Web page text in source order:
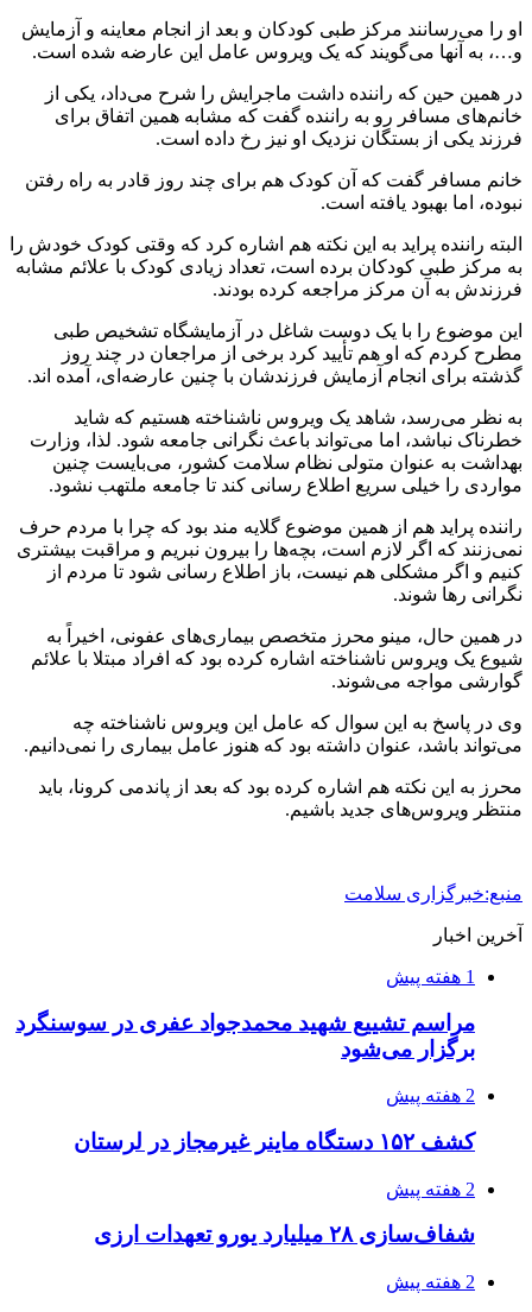
او را می‌رسانند مرکز طبی کودکان و بعد از انجام معاینه و آزمایش
و…، به آنها می‌گویند که یک ویروس عامل این عارضه شده است.
در همین حین که راننده داشت ماجرایش را شرح می‌داد، یکی از
خانم‌های مسافر رو به راننده گفت که مشابه همین اتفاق برای
فرزند یکی از بستگان نزدیک او نیز رخ داده است.
خانم مسافر گفت که آن کودک هم برای چند روز قادر به راه رفتن
نبوده، اما بهبود یافته است.
البته راننده پراید به این نکته هم اشاره کرد که وقتی کودک خودش را
به مرکز طبی کودکان برده است، تعداد زیادی کودک با علائم مشابه
فرزندش به آن مرکز مراجعه کرده بودند.
این موضوع را با یک دوست شاغل در آزمایشگاه تشخیص طبی
مطرح کردم که او هم تأیید کرد برخی از مراجعان در چند روز
گذشته برای انجام آزمایش فرزندشان با چنین عارضه‌ای، آمده اند.
به نظر می‌رسد، شاهد یک ویروس ناشناخته هستیم که شاید
خطرناک نباشد، اما می‌تواند باعث نگرانی جامعه شود. لذا، وزارت
بهداشت به عنوان متولی نظام سلامت کشور، می‌بایست چنین
مواردی را خیلی سریع اطلاع رسانی کند تا جامعه ملتهب نشود.
راننده پراید هم از همین موضوع گلایه مند بود که چرا با مردم حرف
نمی‌زنند که اگر لازم است، بچه‌ها را بیرون نبریم و مراقبت بیشتری
کنیم و اگر مشکلی هم نیست، باز اطلاع رسانی شود تا مردم از
نگرانی رها شوند.
در همین حال، مینو محرز متخصص بیماری‌های عفونی، اخیراً به
شیوع یک ویروس ناشناخته اشاره کرده بود که افراد مبتلا با علائم
گوارشی مواجه می‌شوند.
وی در پاسخ به این سوال که عامل این ویروس ناشناخته چه
می‌تواند باشد، عنوان داشته بود که هنوز عامل بیماری را نمی‌دانیم.
محرز به این نکته هم اشاره کرده بود که بعد از پاندمی کرونا، باید
منتظر ویروس‌های جدید باشیم.
منبع:خبرگزاری سلامت
آخرین اخبار
1 هفته پیش
مراسم تشییع شهید محمدجواد عفری در سوسنگرد
برگزار می‌شود
2 هفته پیش
کشف ۱۵۲ دستگاه ماینر غیرمجاز در لرستان
2 هفته پیش
شفاف‌سازی ۲۸ میلیارد یورو تعهدات ارزی
2 هفته پیش